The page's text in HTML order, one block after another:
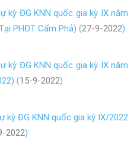
kỳ ĐG KNN quốc gia kỳ IX năm
PHĐT Cẩm Phả) (27-9-2022)
kỳ ĐG KNN quốc gia kỳ IX năm
(15-9-2022)
kỳ ĐG KNN quốc gia kỳ IX/2022
2022)